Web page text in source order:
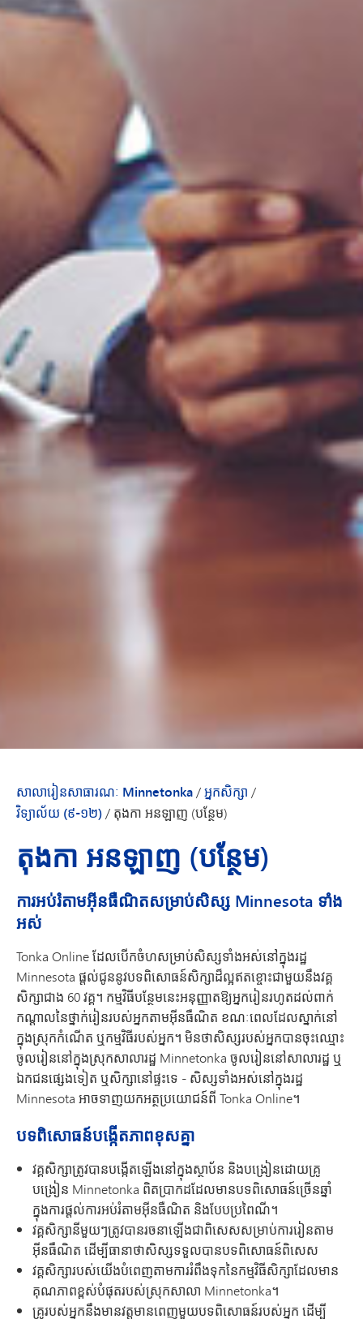
សាលារៀនសាធារណៈ Minnetonka/អ្នកសិក្សា /
វិទ្យាល័យ (៩-១២)/ តុងកា អនឡាញ (បន្ថែម)
តុងកា អនឡាញ (បន្ថែម)
ការអប់រំតាមអ៊ីនធឺណិតសម្រាប់សិស្ស Minnesota ទាំង
អស់
Tonka Online ដែលបើកចំហសម្រាប់សិស្សទាំងអស់នៅក្នុងរដ្ឋ
Minnesota ផ្តល់ជូននូវបទពិសោធន៍សិក្សាដ៏ល្អឥតខ្ចោះជាមួយនឹងវគ្គ
សិក្សាជាង 60 វគ្គ។ កម្មវិធីបន្ថែមនេះអនុញ្ញាតឱ្យអ្នករៀនរហូតដល់ពាក់
កណ្តាលនៃថ្នាក់រៀនរបស់អ្នកតាមអ៊ីនធឺណិត ខណៈពេលដែលស្នាក់នៅ
ក្នុងស្រុកកំណើត ឬកម្មវិធីរបស់អ្នក។ មិនថាសិស្សរបស់អ្នកបានចុះឈ្មោះ
ចូលរៀននៅក្នុងស្រុកសាលារដ្ឋ Minnetonka ចូលរៀននៅសាលារដ្ឋ ឬ
ឯកជនផ្សេងទៀត ឬសិក្សានៅផ្ទះទេ - សិស្សទាំងអស់នៅក្នុងរដ្ឋ
Minnesota អាចទាញយកអត្ថប្រយោជន៍ពី Tonka Online។
បទពិសោធន៍បង្កើតភាពខុសគ្នា
វគ្គសិក្សាត្រូវបានបង្កើតឡើងនៅក្នុងស្ថាប័ន និងបង្រៀនដោយគ្រូ
បង្រៀន Minnetonka ពិតប្រាកដដែលមានបទពិសោធន៍ច្រើនឆ្នាំ
ក្នុងការផ្តល់ការអប់រំតាមអ៊ីនធឺណិត និងបែបប្រពៃណី។
វគ្គសិក្សានីមួយៗត្រូវបានរចនាឡើងជាពិសេសសម្រាប់ការរៀនតាម
អ៊ីនធឺណិត ដើម្បីធានាថាសិស្សទទួលបានបទពិសោធន៍ពិសេស
វគ្គសិក្សារបស់យើងបំពេញតាមការរំពឹងទុកនៃកម្មវិធីសិក្សាដែលមាន
គុណភាពខ្ពស់បំផុតរបស់ស្រុកសាលា Minnetonka។
គ្រូរបស់អ្នកនឹងមានវត្តមានពេញមួយបទពិសោធន៍របស់អ្នក ដើម្បី